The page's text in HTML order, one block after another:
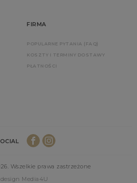
FIRMA
POPULARNE PYTANIA (FAQ)
KOSZTY I TERMINY DOSTAWY
PŁATNOŚCI
Wszelkie prawa zastrzeżone
design Media4U